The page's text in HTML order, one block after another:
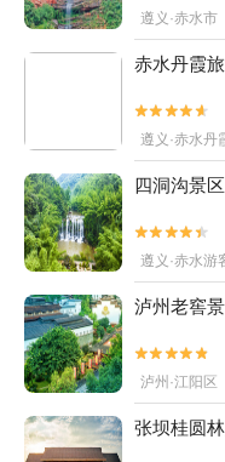
遵义·赤水市
赤水丹霞


遵义·赤水丹
四洞沟景区


遵义·赤水游
泸州老窖


泸州·江阳区
张坝桂圆